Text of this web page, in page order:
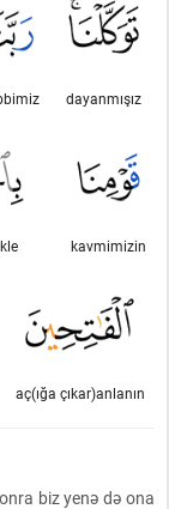
dayanmışız
kavmimizin
aç(ığa çıkar)anlanın
biz yenə də ona